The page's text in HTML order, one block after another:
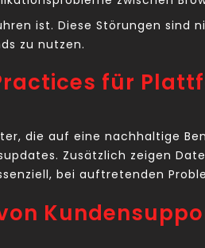
ist. Diese Störungen sind
zu nutzen.
für
die auf eine nachhaltige
Zusätzlich zeigen
bei auftretenden